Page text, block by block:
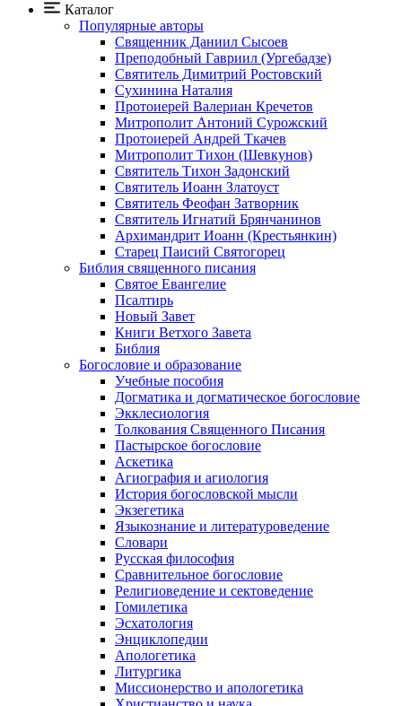
Каталог
Популярные авторы
Священник Даниил Сысоев
Преподобный Гавриил (Ургебадзе)
Святитель Димитрий Ростовский
Сухинина Наталия
Протоиерей Валериан Кречетов
Митрополит Антоний Сурожский
Протоиерей Андрей Ткачев
Митрополит Тихон (Шевкунов)
Святитель Тихон Задонский
Святитель Иоанн Златоуст
Cвятитель Феофан Затворник
Святитель Игнатий Брянчанинов
Архимандрит Иоанн (Крестьянкин)
Старец Паисий Святогорец
Библия священного писания
Святое Евангелие
Псалтирь
Новый Завет
Книги Ветхого Завета
Библия
Богословие и образование
Учебные пособия
Догматика и догматическое богословие
Экклесиология
Толкования Священного Писания
Пастырское богословие
Аскетика
Агиография и агиология
История богословской мысли
Экзегетика
Языкознание и литературоведение
Словари
Русская философия
Сравнительное богословие
Религиоведение и сектоведение
Гомилетика
Эсхатология
Энциклопедии
Апологетика
Литургика
Миссионерство и апологетика